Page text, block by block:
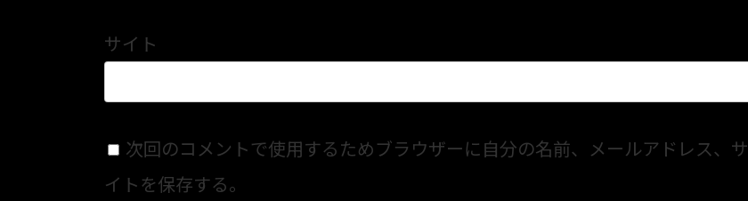
サイト
次回のコメントで使用するためブラウザーに自分の名前、メールアドレス、サ
イトを保存する。